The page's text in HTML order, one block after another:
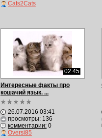
Cats2Cats
02:45
Интересные факты про
кошачий язык. ...
26.07.2016 03:41
просмотры: 136
комментарии:0
Oversi85